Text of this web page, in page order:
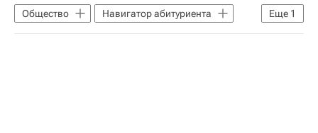
Еще 1
Общество
Навигатор абитуриента
Валерий Фальков